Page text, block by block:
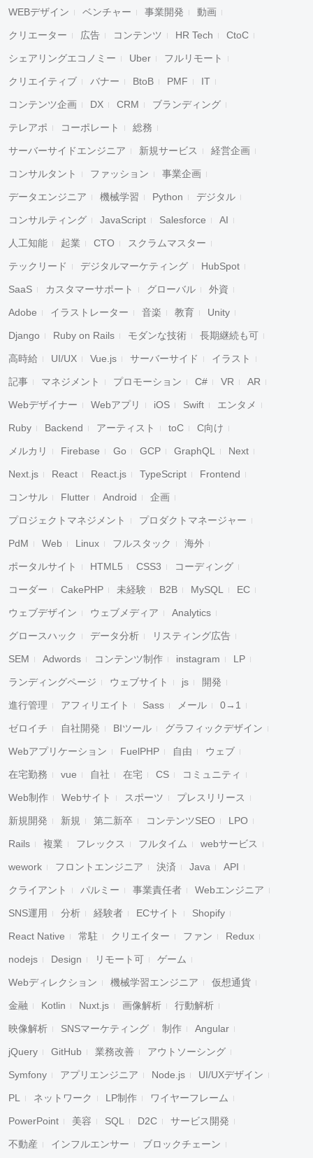
WEBデザイン ベンチャー 事業開発 動画
クリエーター 広告 コンテンツ HR Tech CtoC
シェアリングエコノミー Uber フルリモート
クリエイティブ バナー BtoB PMF IT
コンテンツ企画 DX CRM ブランディング
テレアポ コーポレート 総務
サーバーサイドエンジニア 新規サービス 経営企画
コンサルタント ファッション 事業企画
データエンジニア 機械学習 Python デジタル
コンサルティング JavaScript Salesforce AI
人工知能 起業 CTO スクラムマスター
テックリード デジタルマーケティング HubSpot
SaaS カスタマーサポート グローバル 外資
Adobe イラストレーター 音楽 教育 Unity
Django Ruby on Rails モダンな技術 長期継続も可
高時給 UI/UX Vue.js サーバーサイド イラスト
記事 マネジメント プロモーション C# VR AR
Webデザイナー Webアプリ iOS Swift エンタメ
Ruby Backend アーティスト toC C向け
メルカリ Firebase Go GCP GraphQL Next
Next.js React React.js TypeScript Frontend
コンサル Flutter Android 企画
プロジェクトマネジメント プロダクトマネージャー
PdM Web Linux フルスタック 海外
ポータルサイト HTML5 CSS3 コーディング
コーダー CakePHP 未経験 B2B MySQL EC
ウェブデザイン ウェブメディア Analytics
グロースハック データ分析 リスティング広告
SEM Adwords コンテンツ制作 instagram LP
ランディングページ ウェブサイト js 開発
進行管理 アフィリエイト Sass メール 0→1
ゼロイチ 自社開発 BIツール グラフィックデザイン
Webアプリケーション FuelPHP 自由 ウェブ
在宅勤務 vue 自社 在宅 CS コミュニティ
Web制作 Webサイト スポーツ プレスリリース
新規開発 新規 第二新卒 コンテンツSEO LPO
Rails 複業 フレックス フルタイム webサービス
wework フロントエンジニア 決済 Java API
クライアント パルミー 事業責任者 Webエンジニア
SNS運用 分析 経験者 ECサイト Shopify
React Native 常駐 クリエイター ファン Redux
nodejs Design リモート可 ゲーム
Webディレクション 機械学習エンジニア 仮想通貨
金融 Kotlin Nuxt.js 画像解析 行動解析
映像解析 SNSマーケティング 制作 Angular
jQuery GitHub 業務改善 アウトソーシング
Symfony アプリエンジニア Node.js UI/UXデザイン
PL ネットワーク LP制作 ワイヤーフレーム
PowerPoint 美容 SQL D2C サービス開発
不動産 インフルエンサー ブロックチェーン